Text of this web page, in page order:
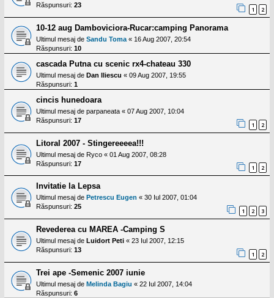
Răspunsuri: 23
1 2
10-12 aug Damboviciora-Rucar:camping Panorama
Ultimul mesaj de Sandu Toma « 16 Aug 2007, 20:54
Răspunsuri: 10
cascada Putna cu scenic rx4-chateau 330
Ultimul mesaj de Dan Iliescu « 09 Aug 2007, 19:55
Răspunsuri: 1
cincis hunedoara
Ultimul mesaj de parpaneata « 07 Aug 2007, 10:04
Răspunsuri: 17
1 2
Litoral 2007 - Stingereeeea!!!
Ultimul mesaj de Ryco « 01 Aug 2007, 08:28
Răspunsuri: 17
1 2
Invitatie la Lepsa
Ultimul mesaj de Petrescu Eugen « 30 Iul 2007, 01:04
Răspunsuri: 25
1 2 3
Revederea cu MAREA -Camping S
Ultimul mesaj de Luidort Peti « 23 Iul 2007, 12:15
Răspunsuri: 13
1 2
Trei ape -Semenic 2007 iunie
Ultimul mesaj de Melinda Bagiu « 22 Iul 2007, 14:04
Răspunsuri: 6